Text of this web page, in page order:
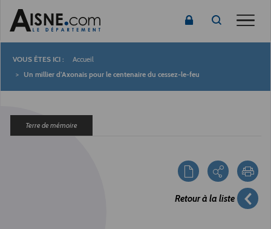
Fil
Accueil
Un millier d’Axonais pour le centenaire du cessez-le-feu
Terre de mémoire
Retour à la liste